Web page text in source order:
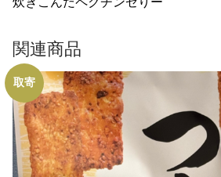
炊きこんだペクチンゼりー
関連商品
取寄